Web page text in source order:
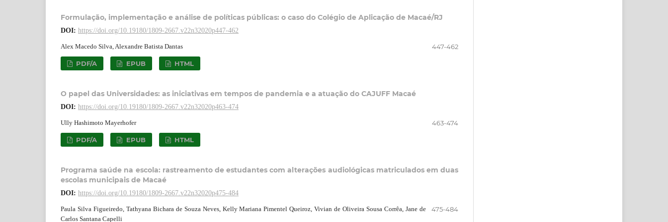
Formulação, implementação e análise de políticas públicas: o caso do Colégio de Aplicação de Macaé/RJ
DOI: https://doi.org/10.19180/1809-2667.v22n32020p447-462
Alex Macedo Silva, Alexandre Batista Dantas 447-462
PDF/A EPUB HTML
O papel das Universidades: as iniciativas em tempos de pandemia e a atuação do CAJUFF Macaé
DOI: https://doi.org/10.19180/1809-2667.v22n32020p463-474
Ully Hashimoto Mayerhofer 463-474
PDF/A EPUB HTML
Programa saúde na escola: rastreamento de estudantes com alterações audiológicas matriculados em duas
escolas municipais de Macaé
DOI: https://doi.org/10.19180/1809-2667.v22n32020p475-484
Paula Silva Figueiredo, Tathyana Bichara de Souza Neves, Kelly Mariana Pimentel Queiroz, Vivian de Oliveira Sousa Corrêa, Jane de
Carlos Santana Capelli
475-484